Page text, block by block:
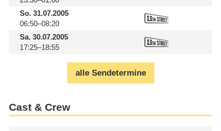
So.31.07.2005
06:50–08:20
Sa.30.07.2005
17:25–18:55
alle Sendetermine
Cast & Crew